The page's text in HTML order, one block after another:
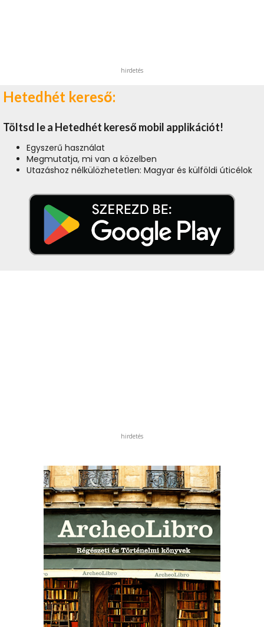
hirdetés
Hetedhét kereső:
Töltsd le a Hetedhét kereső mobil applikációt!
Egyszerű használat
Megmutatja, mi van a közelben
Utazáshoz nélkülözhetetlen: Magyar és külföldi úticélok
hirdetés